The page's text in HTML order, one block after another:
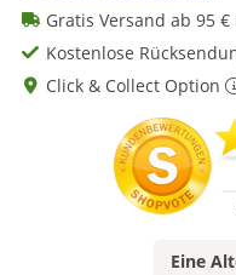
Gratis Versand ab 95
Kostenlose
Click & Collect Option
Eine